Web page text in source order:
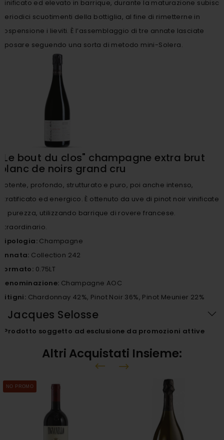
Vinificato ed elevato in barrique, durante la maturazione subisce
periodici scuotimenti della bottiglia, al fine di rimetterne in
sospensione i lieviti. È l’assemblaggio di tre annate lasciate
riposare seguendo una sorta di metodo mini-Solera.
"Le bout du clos" champagne extra brut
blanc de noirs grand cru
Potente, profondo, strutturato e puro, poi anche intenso,
stratificato ed energico. È ottenuto da uve di pinot noir vinificate
in purezza, utilizzando barrique di rovere francese.
Straordinario.
Tipologia: Champagne
Annata: Collection 242
Formato: 0.75LT
Denominazione: Champagne AOC
Vitigni: Chardonnay 42%, Pinot Noir 36%, Pinot Meunier 22%
Jacques Selosse
Prodotto soggetto ad esclusione da promozioni attive
Altri Acquistati Insieme:
NO PROMO